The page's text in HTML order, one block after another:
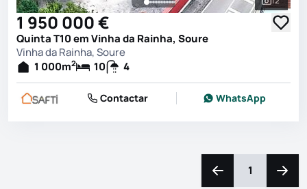
Ver
1 950 000 €
Quinta T10 em Vinha da Rainha, Soure
Vinha da Rainha, Soure
1 000m2 10 4
Contactar WhatsApp
Navegação para a
1